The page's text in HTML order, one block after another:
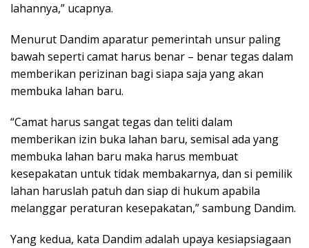
lahannya,” ucapnya.
Menurut Dandim aparatur pemerintah unsur paling
bawah seperti camat harus benar – benar tegas dalam
memberikan perizinan bagi siapa saja yang akan
membuka lahan baru.
“Camat harus sangat tegas dan teliti dalam
memberikan izin buka lahan baru, semisal ada yang
membuka lahan baru maka harus membuat
kesepakatan untuk tidak membakarnya, dan si pemilik
lahan haruslah patuh dan siap di hukum apabila
melanggar peraturan kesepakatan,” sambung Dandim.
Yang kedua, kata Dandim adalah upaya kesiapsiagaan